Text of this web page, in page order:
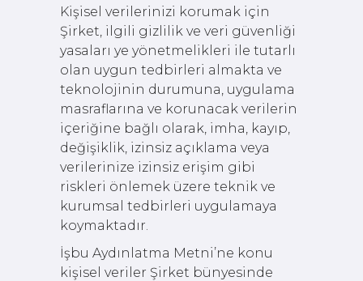
Kişisel verilerinizi korumak için
Şirket, ilgili gizlilik ve veri güvenliği
yasaları ye yönetmelikleri ile tutarlı
olan uygun tedbirleri almakta ve
teknolojinin durumuna, uygulama
masraflarına ve korunacak verilerin
içeriğine bağlı olarak, imha, kayıp,
değişiklik, izinsiz açıklama veya
verilerinize izinsiz erişim gibi
riskleri önlemek üzere teknik ve
kurumsal tedbirleri uygulamaya
koymaktadır.
İşbu Aydınlatma Metni’ne konu
kişisel veriler Şirket bünyesinde